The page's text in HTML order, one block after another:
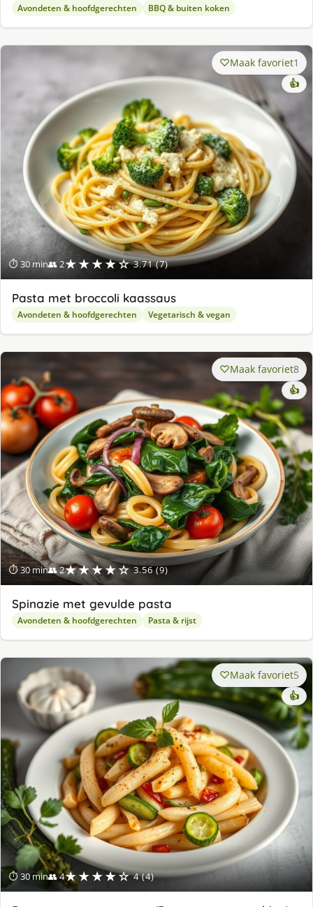
Avondeten & hoofdgerechten BBQ & buiten koken
⏱ 30 min👥 2★★★★☆ 3.71 (7)
Maak favoriet1
👍
Pasta met broccoli kaassaus
Avondeten & hoofdgerechten Vegetarisch & vegan
⏱ 30 min👥 2★★★★☆ 3.56 (9)
Maak favoriet8
👍
Spinazie met gevulde pasta
Avondeten & hoofdgerechten Pasta & rijst
⏱ 30 min👥 4★★★★☆ 4 (4)
Maak favoriet5
👍